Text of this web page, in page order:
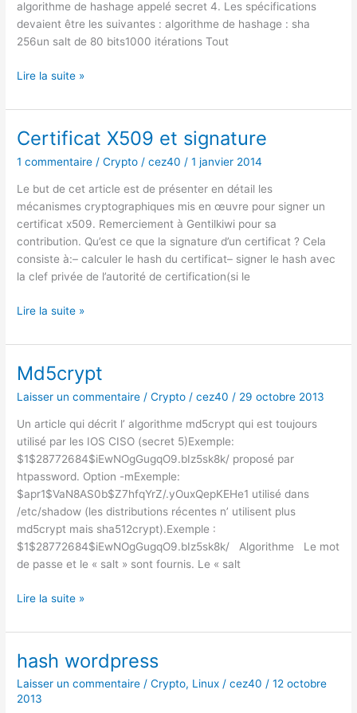
algorithme de hashage appelé secret 4. Les spécifications
devaient être les suivantes : algorithme de hashage : sha
256un salt de 80 bits1000 itérations Tout
CISCO
4
Lire la suite »
Certificat X509 et signature
1 commentaire /Crypto /cez40 /1 janvier 2014
Le but de cet article est de présenter en détail les
mécanismes cryptographiques mis en œuvre pour signer un
certificat x509. Remerciement à Gentilkiwi pour sa
contribution. Qu’est ce que la signature d’un certificat ? Cela
consiste à:– calculer le hash du certificat– signer le hash avec
la clef privée de l’autorité de certification(si le
Certificat
et
Lire la suite »
Md5crypt
Laisser un commentaire /Crypto /cez40 / 29 octobre 2013
Un article qui décrit l’ algorithme md5crypt qui est toujours
utilisé par les IOS CISO (secret 5)Exemple:
$1$28772684$iEwNOgGugqO9.bIz5sk8k/ proposé par
htpassword. Option -mExemple:
$apr1$VaN8AS0b$Z7hfqYrZ/.yOuxQepKEHe1 utilisé dans
/etc/shadow (les distributions récentes n’ utilisent plus
md5crypt mais sha512crypt).Exemple :
$1$28772684$iEwNOgGugqO9.bIz5sk8k/ Algorithme Le mot
de passe et le « salt » sont fournis. Le « salt
Md5crypt
Lire la suite »
hash wordpress
Laisser un commentaire /Crypto, Linux /cez40/12 octobre
2013